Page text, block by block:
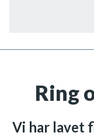
Ring
Vi har lavet